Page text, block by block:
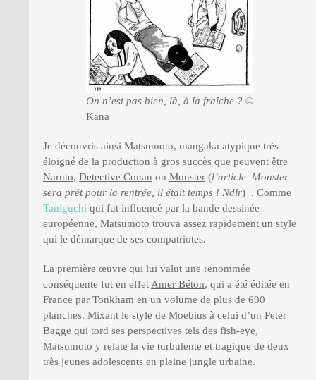
On n’est pas bien, là, à la fraîche ?©
Kana
Je découvris ainsi Matsumoto, mangaka atypique très
éloigné de la production à gros succès que peuvent être
Naruto, Detective Conan ou Monster (l’article Monster
sera prêt pour la rentrée, il était temps ! Ndlr) . Comme
Taniguchi qui fut influencé par la bande dessinée
européenne, Matsumoto trouva assez rapidement un style
qui le démarque de ses compatriotes.
La première œuvre qui lui valut une renommée
conséquente fut en effet Amer Béton, qui a été éditée en
France par Tonkham en un volume de plus de 600
planches. Mixant le style de Moebius à celui d’un Peter
Bagge qui tord ses perspectives tels des fish-eye,
Matsumoto y relate la vie turbulente et tragique de deux
très jeunes adolescents en pleine jungle urbaine.